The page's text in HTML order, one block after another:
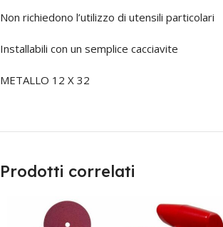
Non richiedono l’utilizzo di utensili particolari
Installabili con un semplice cacciavite
METALLO 12 X 32
Prodotti correlati